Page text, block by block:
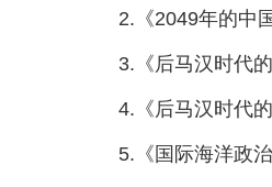
2.《2049年的中
3.《后马汉时代
4.《后马汉时代
5.《国际海洋政